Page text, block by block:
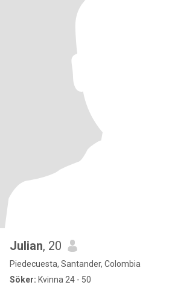
Julian, 20
Piedecuesta, Santander, Colombia
Söker: Kvinna 24 - 50